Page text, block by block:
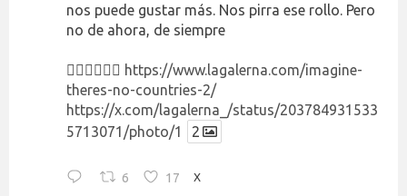
nos puede gustar más. Nos pirra ese rollo. Pero
no de ahora, de siempre
👉🏻👉🏻👉🏻 https://www.lagalerna.com/imagine-
theres-no-countries-2/
https://x.com/lagalerna_/status/203784931533
5713071/photo/1
2
6 17 X